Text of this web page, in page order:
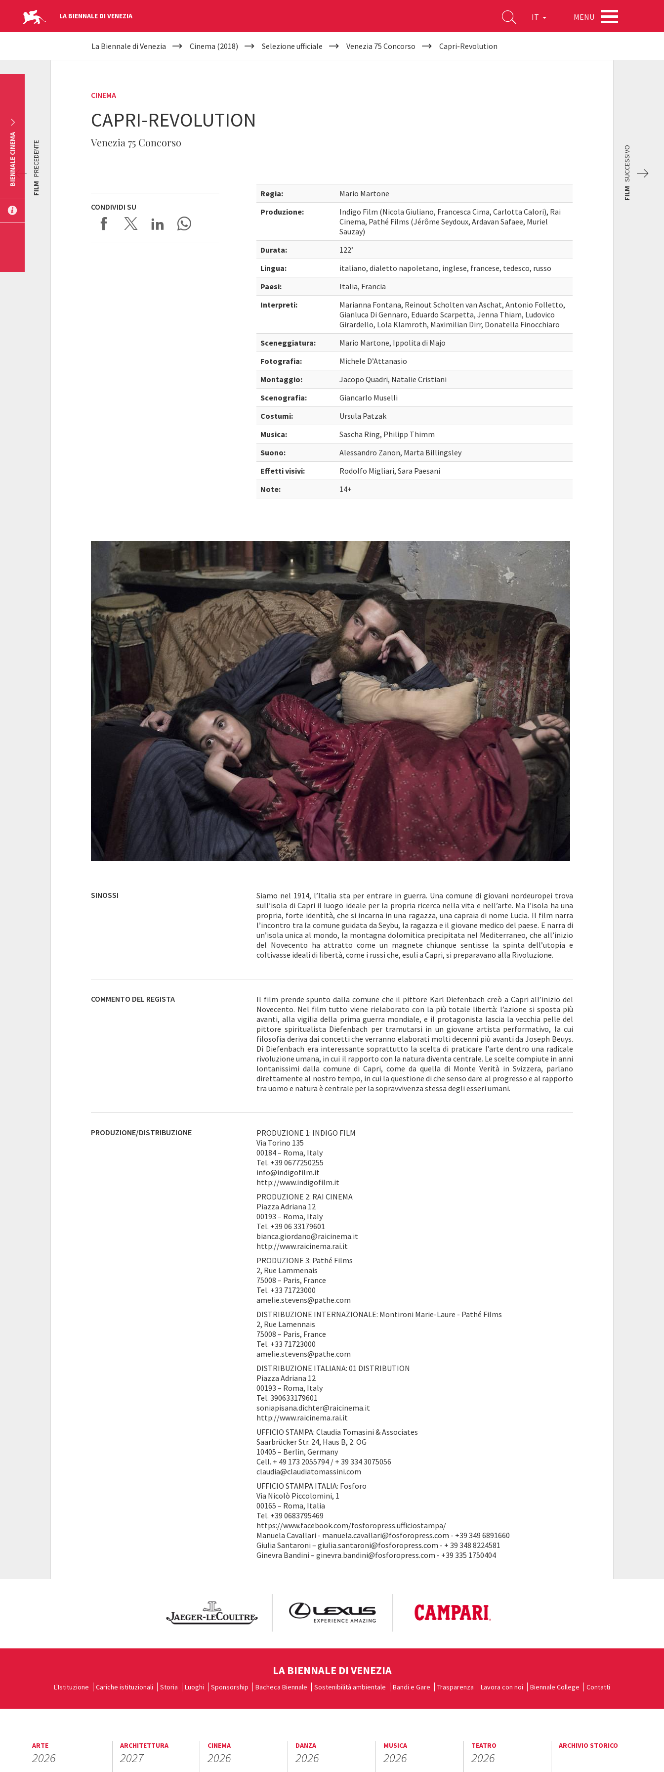
LA BIENNALE DI VENEZIA IT MENU
YOUR
La Biennale di Venezia Cinema (2018) Selezione ufficiale Venezia 75 Concorso Capri-Revolution
CINEMA
CAPRI-REVOLUTION
Venezia 75 Concorso
CONDIVIDI SU
Regia:
Mario Martone
Produzione:
Indigo Film (Nicola Giuliano, Francesca Cima, Carlotta Calori), Rai
Cinema, Pathé Films (Jérôme Seydoux, Ardavan Safaee, Muriel
Sauzay)
Durata:
122’
Lingua:
italiano, dialetto napoletano, inglese, francese, tedesco, russo
Paesi:
Italia, Francia
Interpreti:
Marianna Fontana, Reinout Scholten van Aschat, Antonio Folletto,
Gianluca Di Gennaro, Eduardo Scarpetta, Jenna Thiam, Ludovico
Girardello, Lola Klamroth, Maximilian Dirr, Donatella Finocchiaro
Sceneggiatura:
Mario Martone, Ippolita di Majo
Fotografia:
Michele D’Attanasio
Montaggio:
Jacopo Quadri, Natalie Cristiani
Scenografia:
Giancarlo Muselli
Costumi:
Ursula Patzak
Musica:
Sascha Ring, Philipp Thimm
Suono:
Alessandro Zanon, Marta Billingsley
Effetti visivi:
Rodolfo Migliari, Sara Paesani
Note:
14+
FILM
SUCCESSIVO
FILM
PRECEDENTE
SINOSSI
Siamo nel 1914, l’Italia sta per entrare in guerra. Una comune di giovani nordeuropei trova
sull’isola di Capri il luogo ideale per la propria ricerca nella vita e nell’arte. Ma l’isola ha una
propria, forte identità, che si incarna in una ragazza, una capraia di nome Lucia. Il film narra
l’incontro tra la comune guidata da Seybu, la ragazza e il giovane medico del paese. E narra di
un’isola unica al mondo, la montagna dolomitica precipitata nel Mediterraneo, che all’inizio
del Novecento ha attratto come un magnete chiunque sentisse la spinta dell’utopia e
coltivasse ideali di libertà, come i russi che, esuli a Capri, si preparavano alla Rivoluzione.
COMMENTO DEL REGISTA
Il film prende spunto dalla comune che il pittore Karl Diefenbach creò a Capri all’inizio del
Novecento. Nel film tutto viene rielaborato con la più totale libertà: l’azione si sposta più
avanti, alla vigilia della prima guerra mondiale, e il protagonista lascia la vecchia pelle del
pittore spiritualista Diefenbach per tramutarsi in un giovane artista performativo, la cui
filosofia deriva dai concetti che verranno elaborati molti decenni più avanti da Joseph Beuys.
Di Diefenbach era interessante soprattutto la scelta di praticare l’arte dentro una radicale
rivoluzione umana, in cui il rapporto con la natura diventa centrale. Le scelte compiute in anni
lontanissimi dalla comune di Capri, come da quella di Monte Verità in Svizzera, parlano
direttamente al nostro tempo, in cui la questione di che senso dare al progresso e al rapporto
tra uomo e natura è centrale per la sopravvivenza stessa degli esseri umani.
PRODUZIONE/DISTRIBUZIONE
PRODUZIONE 1: INDIGO FILM
Via Torino 135
00184 – Roma, Italy
Tel. +39 0677250255
info@indigofilm.it
http://www.indigofilm.it
PRODUZIONE 2: RAI CINEMA
Piazza Adriana 12
00193 – Roma, Italy
Tel. +39 06 33179601
bianca.giordano@raicinema.it
http://www.raicinema.rai.it
PRODUZIONE 3: Pathé Films
2, Rue Lammenais
75008 – Paris, France
Tel. +33 71723000
amelie.stevens@pathe.com
DISTRIBUZIONE INTERNAZIONALE: Montironi Marie-Laure - Pathé Films
2, Rue Lamennais
75008 – Paris, France
Tel. +33 71723000
amelie.stevens@pathe.com
DISTRIBUZIONE ITALIANA: 01 DISTRIBUTION
Piazza Adriana 12
00193 – Roma, Italy
Tel. 390633179601
soniapisana.dichter@raicinema.it
http://www.raicinema.rai.it
UFFICIO STAMPA: Claudia Tomasini & Associates
Saarbrücker Str. 24, Haus B, 2. OG
10405 – Berlin, Germany
Cell. + 49 173 2055794 / + 39 334 3075056
claudia@claudiatomassini.com
UFFICIO STAMPA ITALIA: Fosforo
Via Nicolò Piccolomini, 1
00165 – Roma, Italia
Tel. +39 0683795469
https://www.facebook.com/fosforopress.ufficiostampa/
Manuela Cavallari - manuela.cavallari@fosforopress.com - +39 349 6891660
Giulia Santaroni – giulia.santaroni@fosforopress.com - + 39 348 8224581
Ginevra Bandini – ginevra.bandini@fosforopress.com - +39 335 1750404
BIENNALE CINEMA
LA BIENNALE DI VENEZIA
L'Istituzione Cariche istituzionali Storia Luoghi Sponsorship Bacheca Biennale Sostenibilità ambientale Bandi e Gare Trasparenza Lavora con noi Biennale College Contatti
ARTE
2026
ARCHITETTURA
2027
CINEMA
2026
DANZA
2026
MUSICA
2026
TEATRO
2026
ARCHIVIO STORICO